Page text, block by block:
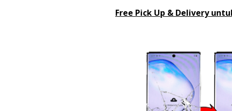
Free Pick Up & Delivery